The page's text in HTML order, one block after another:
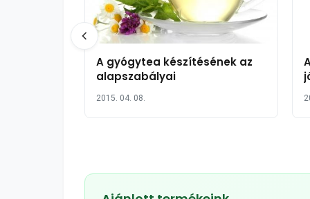
A gyógytea készítésének az
alapszabályai
2015. 04. 08.